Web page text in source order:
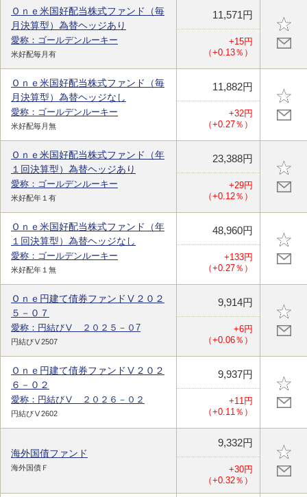
Ｏｎｅ米国好配当株式ファンド（毎
月決算型）為替ヘッジあり
愛称：ゴールデンルーキー
米好配毎月有
11,571円
+15円
（+0.13％）
Ｏｎｅ米国好配当株式ファンド（毎
月決算型）為替ヘッジなし
愛称：ゴールデンルーキー
米好配毎月無
11,882円
+32円
（+0.27％）
Ｏｎｅ米国好配当株式ファンド（年
１回決算型）為替ヘッジあり
愛称：ゴールデンルーキー
米好配年１有
23,388円
+29円
（+0.12％）
Ｏｎｅ米国好配当株式ファンド（年
１回決算型）為替ヘッジなし
愛称：ゴールデンルーキー
米好配年１無
48,960円
+133円
（+0.27％）
Ｏｎｅ円建て債券ファンドⅤ２０２
５－０７
愛称：円結びⅤ ２０２５－０7
円結びⅤ2507
9,914円
+6円
（+0.06％）
Ｏｎｅ円建て債券ファンドⅤ２０２
６－０２
愛称：円結びⅤ ２０２６－０２
円結びⅤ2602
9,937円
+11円
（+0.11％）
海外国債ファンド
海外国債Ｆ
9,332円
+30円
（+0.32％）